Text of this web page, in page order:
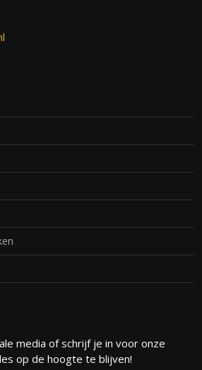
media of schrijf je in voor onze
op de hoogte te blijven!